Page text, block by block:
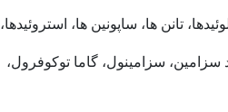
تانن ها، ساپونین ها، استروئیدها،
سزامین، سزامینول، گاما توکوفرول،